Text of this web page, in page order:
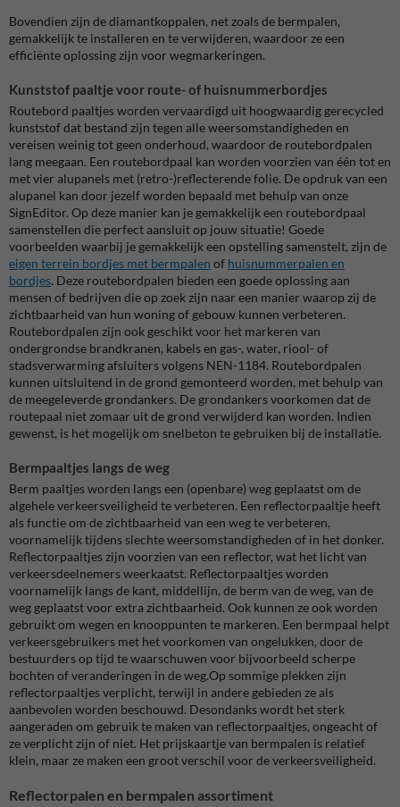
Bovendien zijn de diamantkoppalen, net zoals de bermpalen,
gemakkelijk te installeren en te verwijderen, waardoor ze een
efficiënte oplossing zijn voor wegmarkeringen.
Kunststof paaltje voor route- of huisnummerbordjes
Routebord paaltjes worden vervaardigd uit hoogwaardig gerecycled
kunststof dat bestand zijn tegen alle weersomstandigheden en
vereisen weinig tot geen onderhoud, waardoor de routebordpalen
lang meegaan. Een routebordpaal kan worden voorzien van één tot en
met vier alupanels met (retro-)reflecterende folie. De opdruk van een
alupanel kan door jezelf worden bepaald met behulp van onze
SignEditor. Op deze manier kan je gemakkelijk een routebordpaal
samenstellen die perfect aansluit op jouw situatie! Goede
voorbeelden waarbij je gemakkelijk een opstelling samenstelt, zijn de
eigen terrein bordjes met bermpalen of huisnummerpalen en
bordjes. Deze routebordpalen bieden een goede oplossing aan
mensen of bedrijven die op zoek zijn naar een manier waarop zij de
zichtbaarheid van hun woning of gebouw kunnen verbeteren.
Routebordpalen zijn ook geschikt voor het markeren van
ondergrondse brandkranen, kabels en gas-, water, riool- of
stadsverwarming afsluiters volgens NEN-1184. Routebordpalen
kunnen uitsluitend in de grond gemonteerd worden, met behulp van
de meegeleverde grondankers. De grondankers voorkomen dat de
routepaal niet zomaar uit de grond verwijderd kan worden. Indien
gewenst, is het mogelijk om snelbeton te gebruiken bij de installatie.
Bermpaaltjes langs de weg
Berm paaltjes worden langs een (openbare) weg geplaatst om de
algehele verkeersveiligheid te verbeteren. Een reflectorpaaltje heeft
als functie om de zichtbaarheid van een weg te verbeteren,
voornamelijk tijdens slechte weersomstandigheden of in het donker.
Reflectorpaaltjes zijn voorzien van een reflector, wat het licht van
verkeersdeelnemers weerkaatst. Reflectorpaaltjes worden
voornamelijk langs de kant, middellijn, de berm van de weg, van de
weg geplaatst voor extra zichtbaarheid. Ook kunnen ze ook worden
gebruikt om wegen en knooppunten te markeren. Een bermpaal helpt
verkeersgebruikers met het voorkomen van ongelukken, door de
bestuurders op tijd te waarschuwen voor bijvoorbeeld scherpe
bochten of veranderingen in de weg.Op sommige plekken zijn
reflectorpaaltjes verplicht, terwijl in andere gebieden ze als
aanbevolen worden beschouwd. Desondanks wordt het sterk
aangeraden om gebruik te maken van reflectorpaaltjes, ongeacht of
ze verplicht zijn of niet. Het prijskaartje van bermpalen is relatief
klein, maar ze maken een groot verschil voor de verkeersveiligheid.
Reflectorpalen en bermpalen assortiment